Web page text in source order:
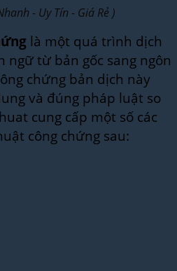
- Uy Tín - Giá Rẻ )
là một quá trình dịch
ngữ từ bản gốc sang ngôn
chứng bản dịch này
và đúng pháp luật so
cung cấp một số các
công chứng sau: